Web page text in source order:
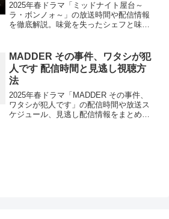
2025年春ドラマ「ミッドナイト屋台～
ラ・ボンノォ～」の放送時間や配信情報
を徹底解説。味覚を失ったシェフと味覚
色コンビの物語にどんな期待を寄せます
か？
MADDER その事件、ワタシが犯
人です 配信時間と見逃し視聴方
法
2025年春ドラマ「MADDER その事件、
ワタシが犯人です」の配信時間や放送ス
ケジュール、見逃し配信情報をまとめま